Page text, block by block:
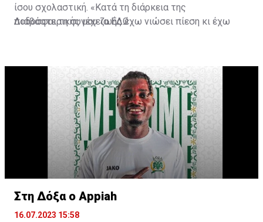
ίσου σχολαστική. «Κατά τη διάρκεια της
ποδοσφαιρικής μου ζωής έχω νιώσει πίεση κι έχω
31χρονος άσος.
Διαβάστε τη συνέχειαΕΔΩ
Στη Δόξα ο Appiah
16.07.2023 15:58